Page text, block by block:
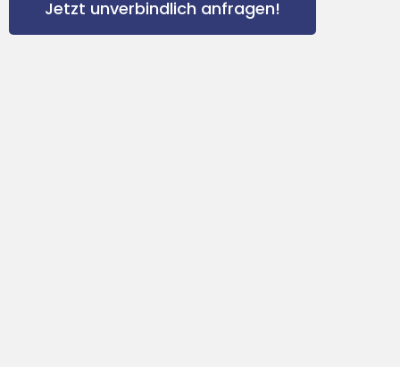
Jetzt unverbindlich anfragen!